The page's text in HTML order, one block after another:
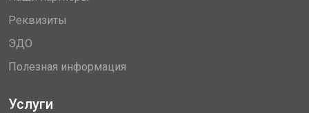
Реквизиты
ЭДО
Полезная информация
Услуги